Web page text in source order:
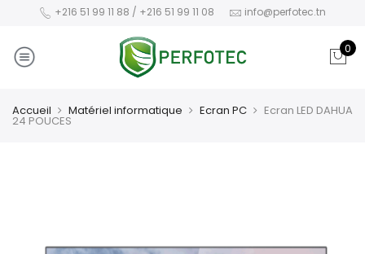
+216 51 99 11 88 / +216 51 99 11 08 info@perfotec.tn
0
Accueil Matériel informatique Ecran PC Ecran LED DAHUA
24 POUCES